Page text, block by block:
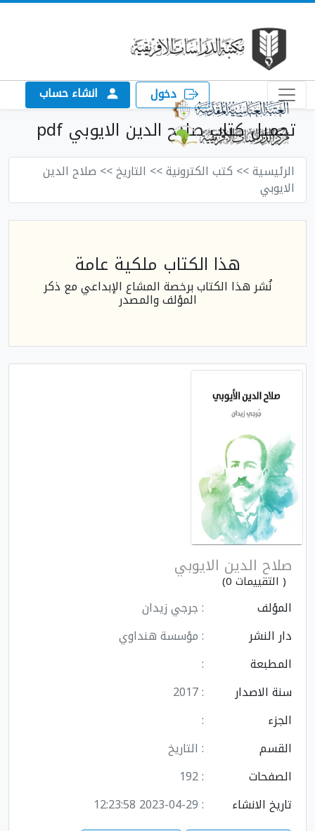
دخول انشاء حساب
تحميل كتاب صلاح الدين الايوبي pdf
الرئيسية>> كتب الكترونية>> التاريخ>> صلاح الدين
الايوبي
هذا الكتاب ملكية عامة
نُشر هذا الكتاب برخصة المشاع الإبداعي مع ذكر
المؤلف والمصدر
صلاح الدين الايوبي
( التقييمات 0)
المؤلف
: جرجي زيدان
دار النشر
: مؤسسة هنداوي
المطبعة
:
سنة الاصدار
: 2017
الجزء
:
القسم
: التاريخ
الصفحات
: 192
تاريخ الانشاء
: 2023-04-29 12:23:58